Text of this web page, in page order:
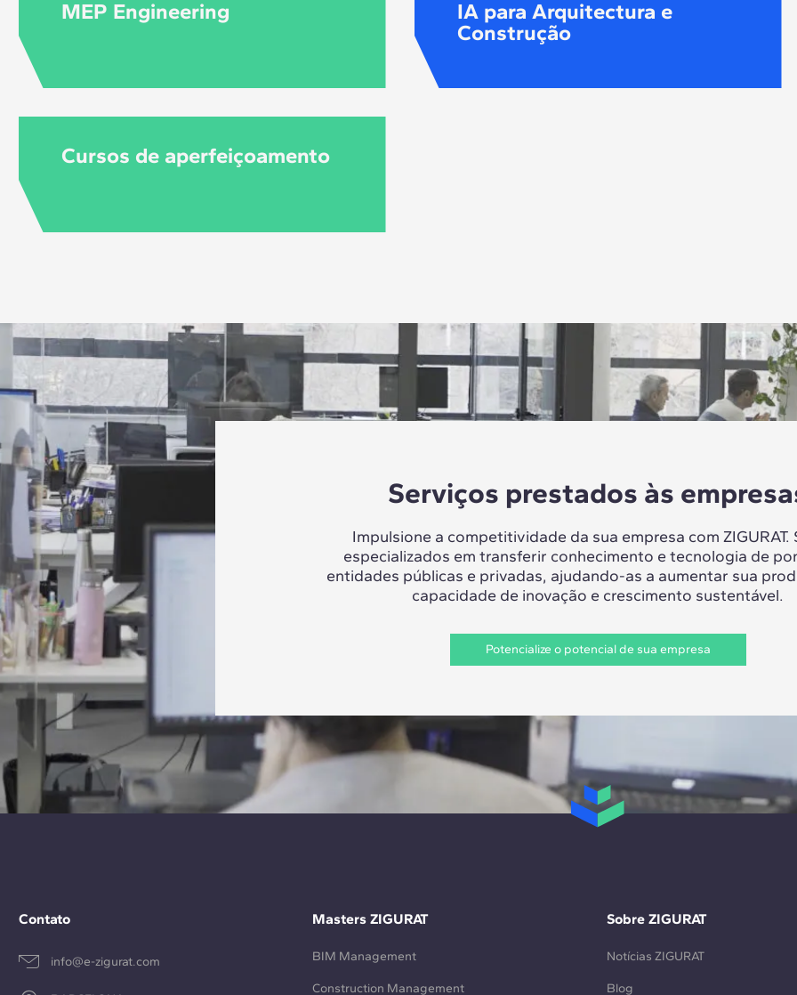
MEP Engineering
IA para Arquitectura e
Construção
Cursos de aperfeiçoamento
Serviços prestados às
Impulsione a competitividade da sua empresa com ZIGURAT.
especializados em transferir conhecimento e tecnologia de
entidades públicas e privadas, ajudando-as a aumentar sua
capacidade de inovação e crescimento sustentável.
Potencialize o potencial de sua empresa
Contato
info@e-zigurat.com
Masters ZIGURAT
BIM Management
Construction Management
Sobre ZIGURAT
Notícias ZIGURAT
Blog